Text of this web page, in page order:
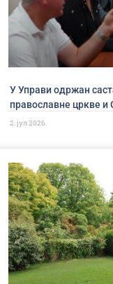
У Управи одржан
православне цркве и
2. јул 2026.